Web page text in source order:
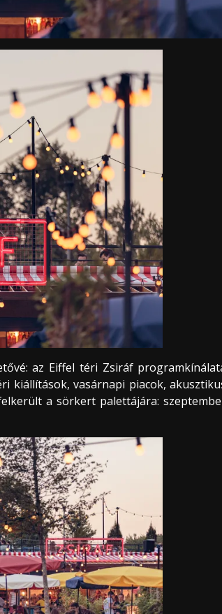
az Eiffel téri Zsiráf
kiállítások, vasárnapi piacok,
a sörkert palettájára: